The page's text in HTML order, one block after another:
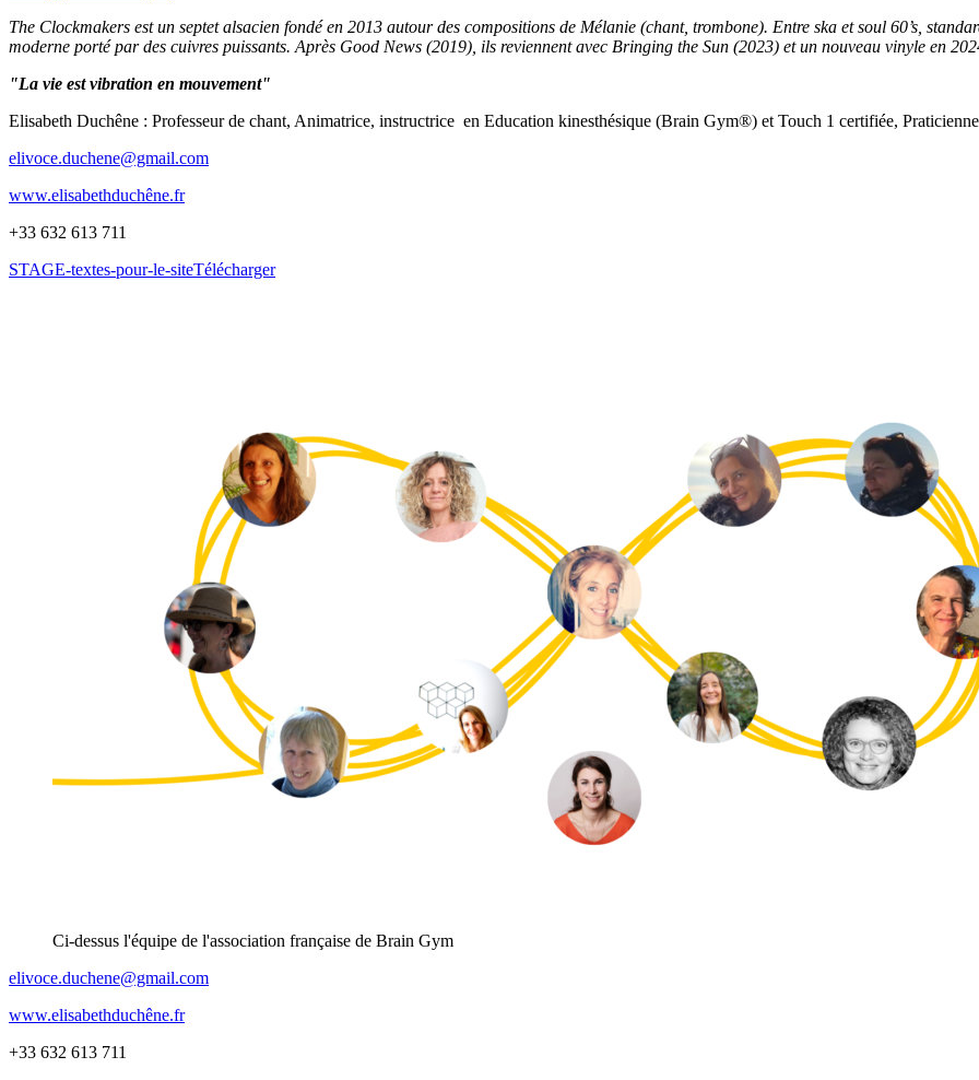
The Clockmakers est un septet alsacien fondé en 2013 autour des compositions de Mélanie (chant, trombone). Entre ska et soul 60’s,
moderne porté par des cuivres puissants. Après Good News (2019), ils reviennent avec Bringing the Sun (2023) et un nouveau vinyle en
"La vie est vibration en mouvement"
Elisabeth Duchêne : Professeur de chant, Animatrice, instructrice en Education kinesthésique (Brain Gym®) et Touch 1 certifiée,
elivoce.duchene@gmail.com
www.elisabethduchêne.fr
+33 632 613 711
STAGE-textes-pour-le-siteTélécharger
Ci-dessus l'équipe de l'association française de Brain Gym
elivoce.duchene@gmail.com
www.elisabethduchêne.fr
+33 632 613 711